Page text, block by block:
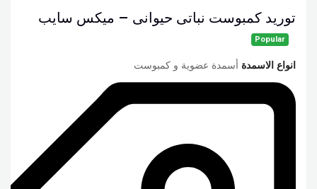
توريد كمبوست نباتى حيوانى – ميكس سايب
Popular
انواع الاسمدة أسمدة عضوية و كمبوست